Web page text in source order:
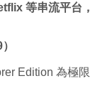
等串流平台，
Edition 為極限